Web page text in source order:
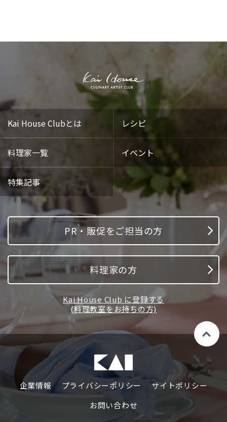
Kai House Clubとは レシピ
料理家一覧 イベント
特集記事
PR・販促をご担当の方
料理家の方
Kai House Club に登録する
(料理教室をお持ちの方)
企業情報 プライバシーポリシー
サイトポリシー
お問い合わせ